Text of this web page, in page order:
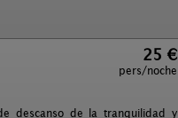
25 €
pers/noche
descanso de la tranquilidad y